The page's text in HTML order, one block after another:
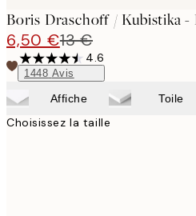
Boris Draschoff / Kubistika
6,50 €13 €
4.6
1448 Avis
Affiche Toile
Choisissez la taille